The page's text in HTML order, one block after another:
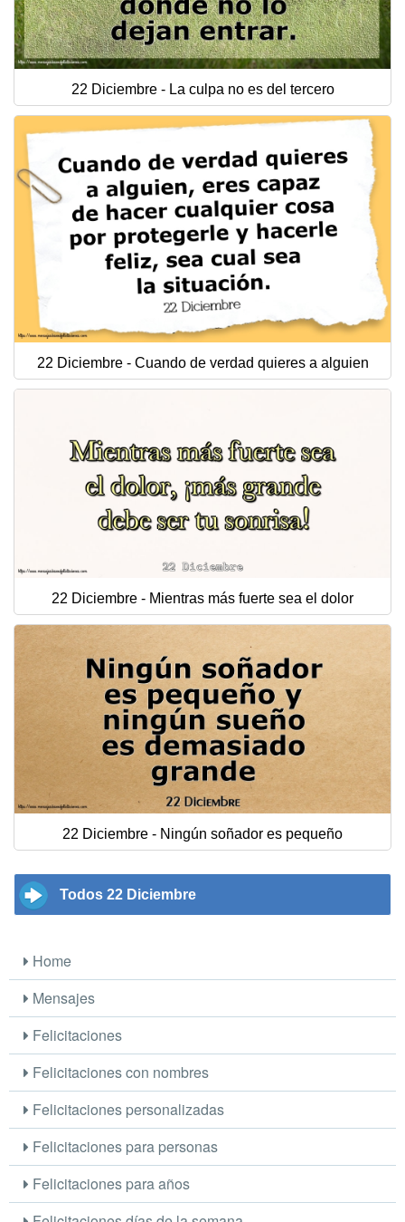
22 Diciembre - La culpa no es del tercero
22 Diciembre - Cuando de verdad quieres a alguien
22 Diciembre - Mientras más fuerte sea el dolor
22 Diciembre - Ningún soñador es pequeño
Todos 22 Diciembre
Home
Mensajes
Felicitaciones
Felicitaciones con nombres
Felicitaciones personalizadas
Felicitaciones para personas
Felicitaciones para años